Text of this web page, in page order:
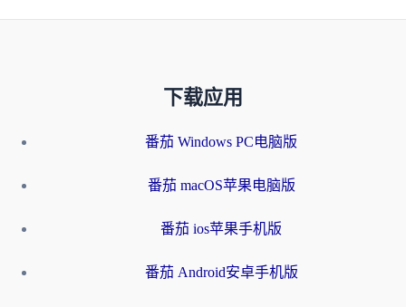
下载应用
番茄 Windows PC电脑版
番茄 macOS苹果电脑版
番茄 ios苹果手机版
番茄 Android安卓手机版